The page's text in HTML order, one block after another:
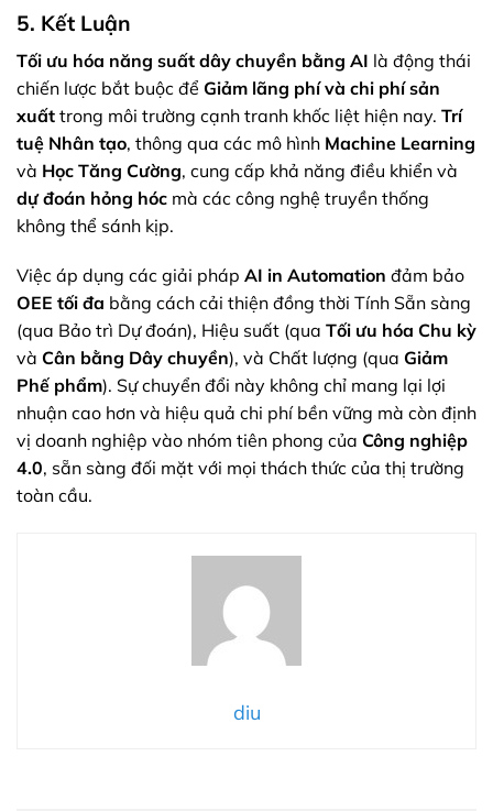
5. Kết Luận
Tối ưu hóa năng suất dây chuyền bằng AI là động thái
chiến lược bắt buộc để Giảm lãng phí và chi phí sản
xuất trong môi trường cạnh tranh khốc liệt hiện nay. Trí
tuệ Nhân tạo, thông qua các mô hình Machine Learning
và Học Tăng Cường, cung cấp khả năng điều khiển và
dự đoán hỏng hóc mà các công nghệ truyền thống
không thể sánh kịp.
Việc áp dụng các giải pháp AI in Automation đảm bảo
OEE tối đa bằng cách cải thiện đồng thời Tính Sẵn sàng
(qua Bảo trì Dự đoán), Hiệu suất (qua Tối ưu hóa Chu kỳ
và Cân bằng Dây chuyền), và Chất lượng (qua Giảm
Phế phẩm). Sự chuyển đổi này không chỉ mang lại lợi
nhuận cao hơn và hiệu quả chi phí bền vững mà còn định
vị doanh nghiệp vào nhóm tiên phong của Công nghiệp
4.0, sẵn sàng đối mặt với mọi thách thức của thị trường
toàn cầu.
diu